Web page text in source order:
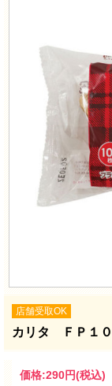
店舗受取OK
カリタ ＦＰ１
価格:290円(税込)